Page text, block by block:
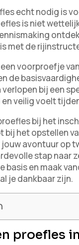
echt nodig is
is niet
met de
voorproefje
de
verlopen bij een
veilig voelt
bij het
bij het opstellen
avontuur op
stap naar
basis en maak
je dankbaar zijn.
proefles